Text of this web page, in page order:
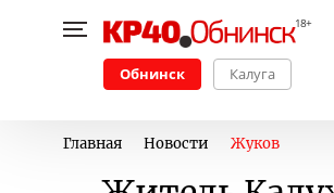
Обнинск Калуга
Главная Новости Жуков